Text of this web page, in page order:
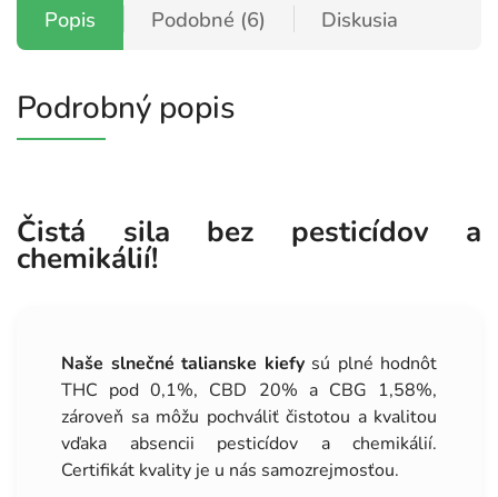
Popis Podobné (6) Diskusia
Podrobný popis
Čistá sila bez pesticídov a
chemikálií!
Naše slnečné talianske kiefysú plné hodnôt
THC pod 0,1%, CBD 20% a CBG 1,58%,
zároveň sa môžu pochváliť čistotou a kvalitou
vďaka absencii pesticídov a chemikálií.
Certifikát kvality je u nás samozrejmosťou.